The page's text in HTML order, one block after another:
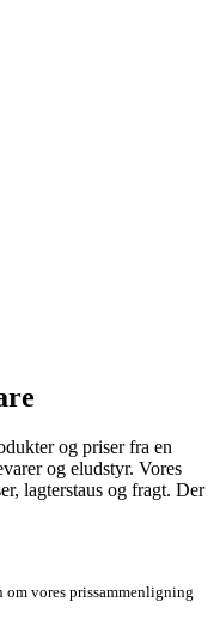
og priser fra en
og eludstyr. Vores
lagterstaus og fragt. Der
vores prissammenligning